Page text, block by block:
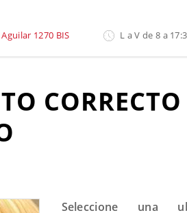
1270 BIS L a V de 8 a
de Rocío
Seleccione una